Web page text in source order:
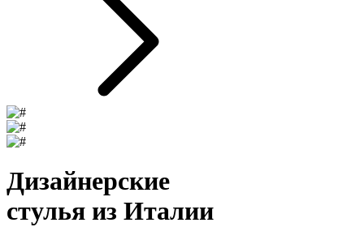
Дизайнерские
стулья из Италии